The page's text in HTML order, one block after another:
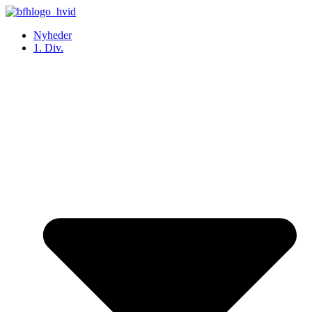
Videre
indholdNyheder
1. Div.